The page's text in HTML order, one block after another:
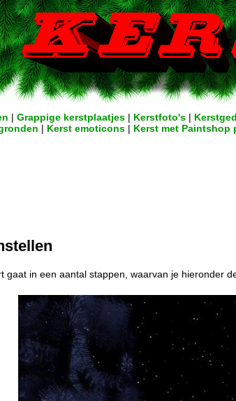
| Grappige kerstplaatjes | Kerstfoto's |
| Kerst emoticons | Kerst met Paintshop
gaat in een aantal stappen, waarvan je hieronder